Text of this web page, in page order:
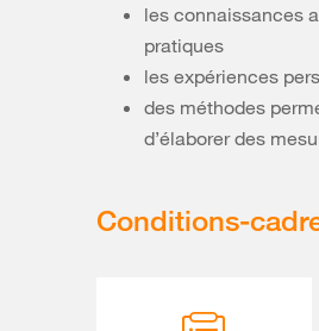
les connaissances
pratiques
les expériences
des méthodes
d’élaborer des
Conditions-